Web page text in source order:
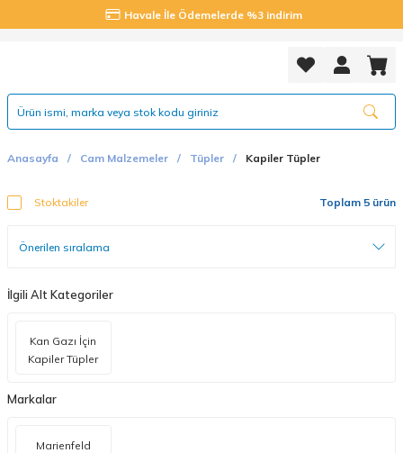
Havale İle Ödemelerde %3 indirim
Anasayfa Cam Malzemeler Tüpler Kapiler Tüpler
Stoktakiler Toplam 5 ürün
İlgili Alt Kategoriler
Kan Gazı İçin
Kapiler Tüpler
Markalar
Marienfeld